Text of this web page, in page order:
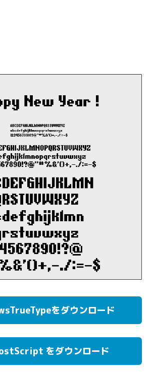
をダウンロード
をダウンロード